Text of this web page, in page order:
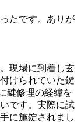
たです。ありが
現場に到着し玄
けられていた鍵
鍵修理の経緯を
です。実際に試
に施錠されまし